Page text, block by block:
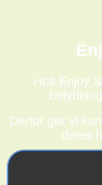
Hos Enjoy
Derfor gør vi
deres